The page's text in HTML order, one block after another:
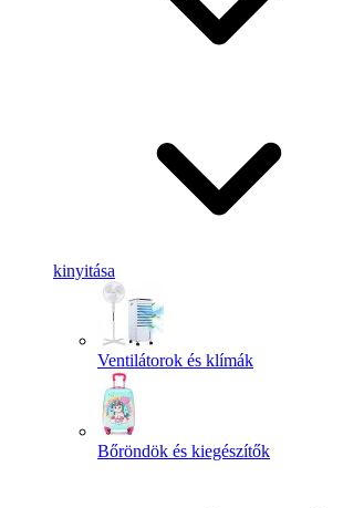
kinyitása
Ventilátorok és klímák
Bőröndök és kiegészítők